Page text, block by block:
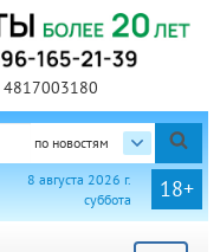
по новостям
18+
8 августа 2026 г.
суббота